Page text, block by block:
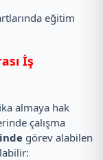
eğitim
İş
almaya hak
çalışma
görev alabilen